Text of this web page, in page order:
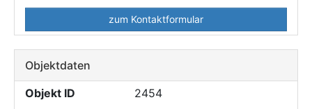
zum Kontaktformular
Objektdaten
Objekt ID
2454